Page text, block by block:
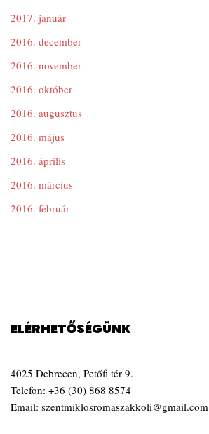
2017. január
2016. december
2016. november
2016. október
2016. augusztus
2016. május
2016. április
2016. március
2016. február
ELÉRHETŐSÉGÜNK
4025 Debrecen, Petőfi tér 9.
Telefon: +36 (30) 868 8574
Email: szentmiklosromaszakkoli@gmail.com